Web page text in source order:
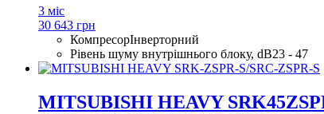
3 міс
30 643 грн
КомпресорІнверторний
Рівень шуму внутрішнього блоку, dB23 - 47
MITSUBISHI HEAVY